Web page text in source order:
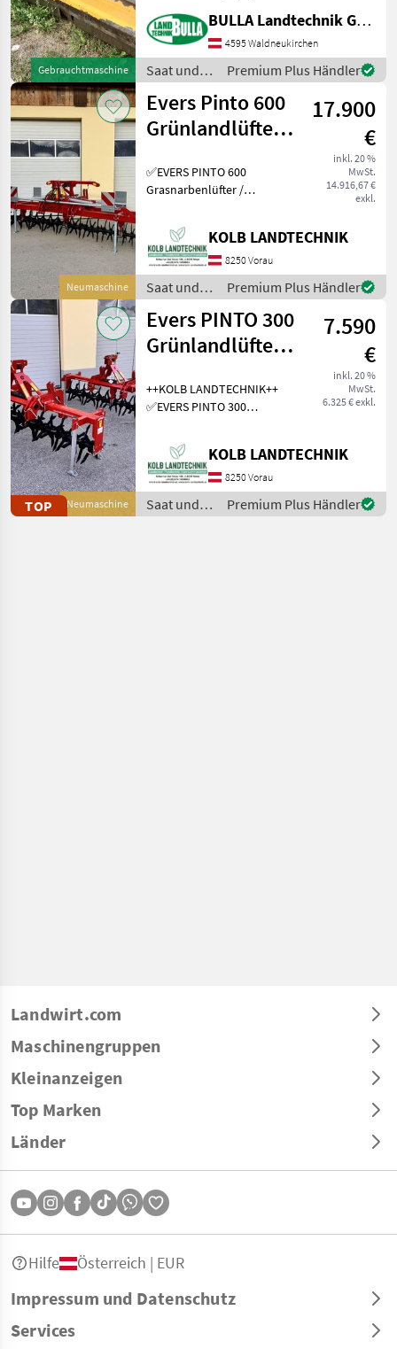
Gebrauchtmaschine
Freilauf im Getriebe
MÜTHING Mulcher MU-L 280
+ Bj. 2011 + Front und
Heckmaschine +
hydraulischer Seitenv
BULLA Landtechnik GmbH
4595 Waldneukirchen
Saat und
Pflege /
Müthing
Premium Plus Händler
Neumaschine
Evers Pinto 600
Grünlandlüfter -
- Gr
17.900
€
inkl. 20 %
MwSt.
14.916,67 €
exkl.
✅EVERS PINTO 600
Grasnarbenlüfter /
6.0m ✅Sternwalze leicht
schrägstellbar, dadurch 2
verschieden Intensive
Bearbeitungsstufen ✅Zinke
KOLB LANDTECHNIK
8250 Vorau
Saat und
Pflege /
Evers
Premium Plus Händler
TOP Neumaschine
Evers PINTO 300
Grünlandlüfter -
- Gr
7.590
€
inkl. 20 %
MwSt.
6.325 € exkl.
++KOLB LANDTECHNIK++
✅EVERS PINTO 300
Bodenlüfter ✅Arbeits- und
Transportbreite 3.0m
✅Sternwalze leicht
schrägstellbar, dadurch 2
verschied
KOLB LANDTECHNIK
8250 Vorau
Saat und
Pflege /
Premium Plus Händler
Landwirt.com
Maschinengruppen
Kleinanzeigen
Top Marken
Länder
Impressum und Datenschutz
Services
Hilfe Österreich | EUR